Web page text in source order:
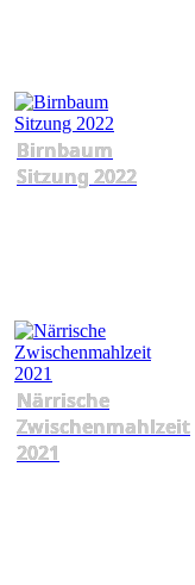
Birnbaum
Sitzung 2022
Närrische
Zwischenmahlzeit
2021